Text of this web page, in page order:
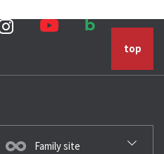
top
Family site